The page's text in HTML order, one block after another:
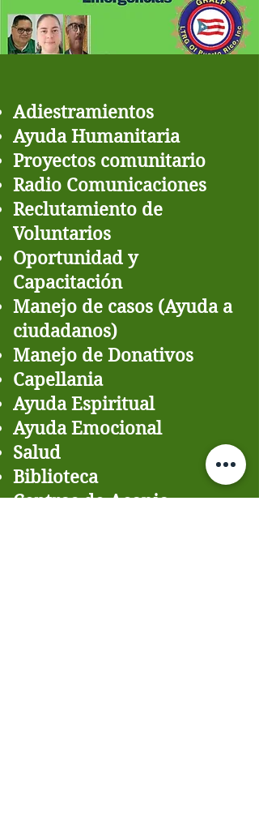
Adiestramientos
​Ayuda Humanitaria
Proyectos comunitario
​Radio Comunicaciones
Reclutamiento de
Voluntarios
​Oportunidad y
Capacitación
Manejo de casos (Ayuda a
ciudadanos)
Manejo de Donativos
Capellania
Ayuda Espiritual
Ayuda Emocional
Salud
Biblioteca
Centros de Acopio